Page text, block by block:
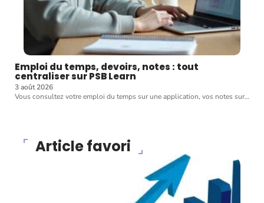
Emploi du temps, devoirs, notes : tout
centraliser sur PSB Learn
3 août 2026
Vous consultez votre emploi du temps sur une application, vos notes sur…
Article favori